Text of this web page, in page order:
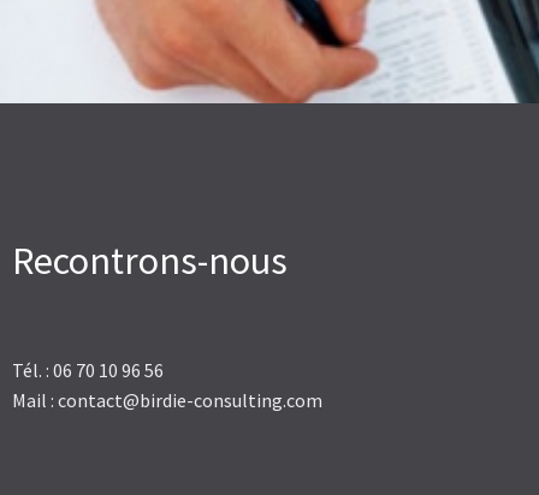
Recontrons-nous
Tél. : 06 70 10 96 56
Mail : contact@birdie-consulting.com